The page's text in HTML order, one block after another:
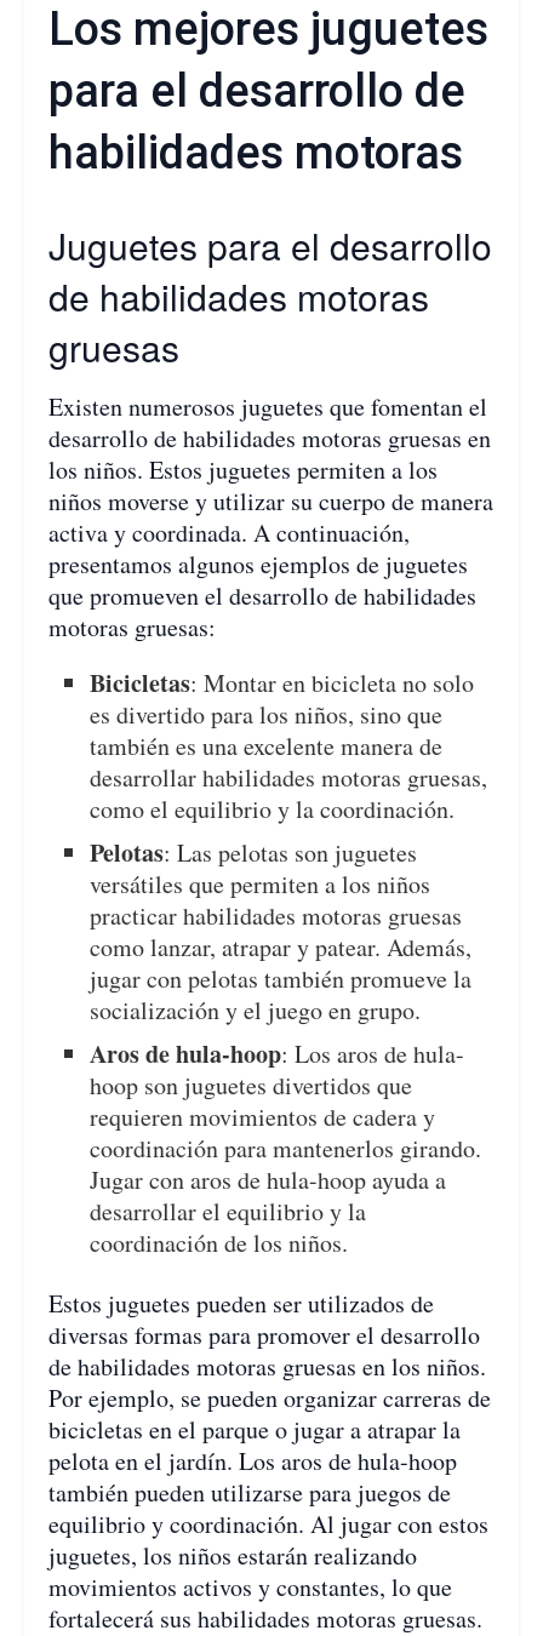
Los mejores juguetes
para el desarrollo de
habilidades motoras
Juguetes para el desarrollo
de habilidades motoras
gruesas
Existen numerosos juguetes que fomentan el
desarrollo de habilidades motoras gruesas en
los niños. Estos juguetes permiten a los
niños moverse y utilizar su cuerpo de manera
activa y coordinada. A continuación,
presentamos algunos ejemplos de juguetes
que promueven el desarrollo de habilidades
motoras gruesas:
Bicicletas: Montar en bicicleta no solo
es divertido para los niños, sino que
también es una excelente manera de
desarrollar habilidades motoras gruesas,
como el equilibrio y la coordinación.
Pelotas: Las pelotas son juguetes
versátiles que permiten a los niños
practicar habilidades motoras gruesas
como lanzar, atrapar y patear. Además,
jugar con pelotas también promueve la
socialización y el juego en grupo.
Aros de hula-hoop: Los aros de hula-
hoop son juguetes divertidos que
requieren movimientos de cadera y
coordinación para mantenerlos girando.
Jugar con aros de hula-hoop ayuda a
desarrollar el equilibrio y la
coordinación de los niños.
Estos juguetes pueden ser utilizados de
diversas formas para promover el desarrollo
de habilidades motoras gruesas en los niños.
Por ejemplo, se pueden organizar carreras de
bicicletas en el parque o jugar a atrapar la
pelota en el jardín. Los aros de hula-hoop
también pueden utilizarse para juegos de
equilibrio y coordinación. Al jugar con estos
juguetes, los niños estarán realizando
movimientos activos y constantes, lo que
fortalecerá sus habilidades motoras gruesas.